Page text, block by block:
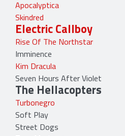
Apocalyptica
Skindred
Electric Callboy
Rise Of The Northstar
Imminence
Kim Dracula
Seven Hours After Violet
The Hellacopters
Turbonegro
Soft Play
Street Dogs